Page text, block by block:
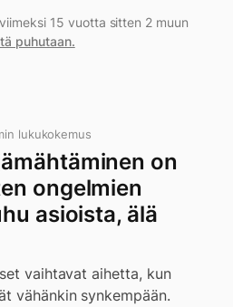
15 vuotta sitten 2 muun
puhutaan.
lukukokemus
on
ongelmien
asioista, älä
vaihtavat aihetta, kun
vähänkin synkempään.